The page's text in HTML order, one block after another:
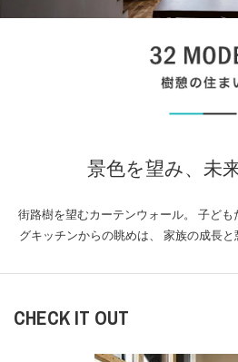
景色を望み、未
街路樹を望むカーテンウォール。 子ども
グキッチンからの眺めは、
家族の成長と
CHECK IT OUT